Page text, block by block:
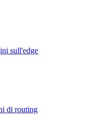
sull'edge
di routing